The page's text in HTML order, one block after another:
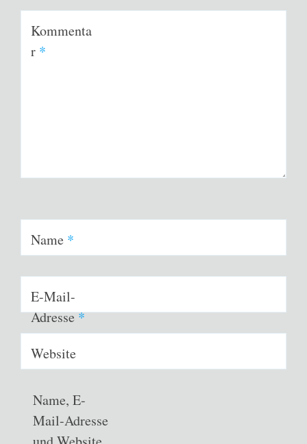
Kommenta
r *
Name *
E-Mail-
Adresse*
Website
Name, E-
Mail-Adresse